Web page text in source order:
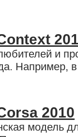
и
Например,
2010
модель